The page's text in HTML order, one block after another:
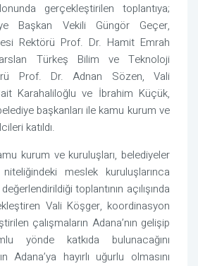
gerçekleştirilen toplantıya;
Başkan Vekili Güngör Geçer,
Rektörü Prof. Dr. Hamit Emrah
Türkeş Bilim ve Teknoloji
Prof. Dr. Adnan Sözen, Vali
Karahaliloğlu ve İbrahim Küçük,
başkanları ile kamu kurum ve
katıldı.
kurum ve kuruluşları, belediyeler
meslek kuruluşlarınca
toplantının açılışında
Vali Köşger, koordinasyon
çalışmaların Adana’nın gelişip
yönde katkıda bulunacağını
Adana’ya hayırlı uğurlu olmasını